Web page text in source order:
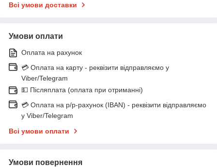
Всі умови доставки
Умови оплати
Оплата на рахунок
💳 Оплата на карту - реквізити відправляємо у
Viber/Telegram
💵 Післяплата (оплата при отриманні)
💳 Оплата на р/р-рахунок (IBAN) - реквізити відправляємо
у Viber/Telegram
Всі умови оплати
Умови повернення